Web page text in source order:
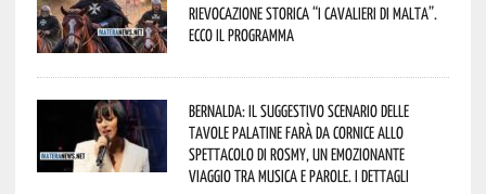
Rievocazione Storica “I CAVALIERI DI MALTA”.
Ecco il programma
Bernalda: il suggestivo scenario delle
Tavole Palatine farà da cornice allo
spettacolo di Rosmy, un emozionante
viaggio tra musica e parole. I dettagli